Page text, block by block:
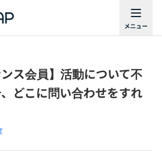
ンス会員】活動について不
どこに問い合わせをすれ